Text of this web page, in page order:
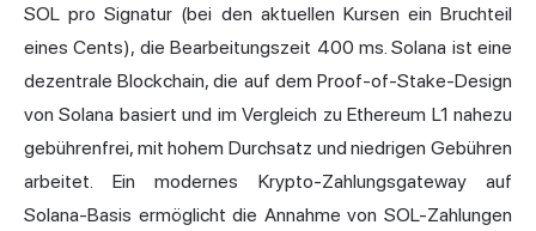
SOL pro Signatur (bei den aktuellen Kursen ein Bruchteil
eines Cents), die Bearbeitungszeit 400 ms. Solana ist eine
dezentrale Blockchain, die auf dem Proof-of-Stake-Design
von Solana basiert und im Vergleich zu Ethereum L1 nahezu
gebührenfrei, mit hohem Durchsatz und niedrigen Gebühren
arbeitet. Ein modernes Krypto-Zahlungsgateway auf
Solana-Basis ermöglicht die Annahme von SOL-Zahlungen